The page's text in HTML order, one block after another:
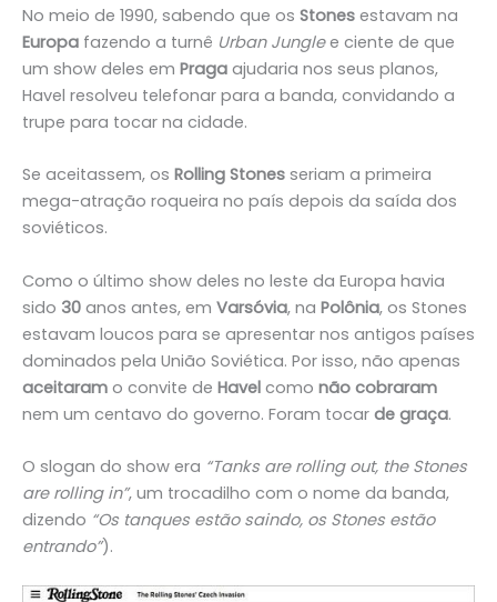
No meio de 1990, sabendo que os Stones estavam na
Europa fazendo a turnê Urban Junglee ciente de que
um show deles em Praga ajudaria nos seus planos,
Havel resolveu telefonar para a banda, convidando a
trupe para tocar na cidade.
Se aceitassem, os Rolling Stones seriam a primeira
mega-atração roqueira no país depois da saída dos
soviéticos.
Como o último show deles no leste da Europa havia
sido 30 anos antes, em Varsóvia, na Polônia, os Stones
estavam loucos para se apresentar nos antigos países
dominados pela União Soviética. Por isso, não apenas
aceitaram o convite de Havel como não cobraram
nem um centavo do governo. Foram tocar de graça.
O slogan do show era “Tanks are rolling out, the Stones
are rolling in”, um trocadilho com o nome da banda,
dizendo “Os tanques estão saindo, os Stones estão
entrando”).